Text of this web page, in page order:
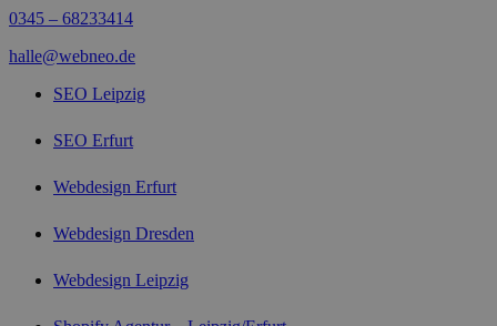
0345 – 68233414
halle@webneo.de
SEO Leipzig
SEO Erfurt
Webdesign Erfurt
Webdesign Dresden
Webdesign Leipzig